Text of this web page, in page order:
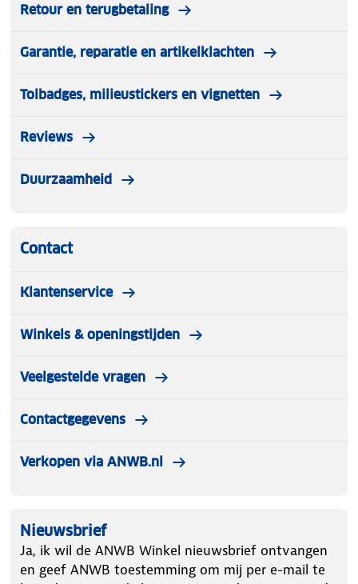
Retour en terugbetaling
Garantie, reparatie en artikelklachten
Tolbadges, milieustickers en vignetten
Reviews
Duurzaamheid
Contact
Klantenservice
Winkels & openingstijden
Veelgestelde vragen
Contactgegevens
Verkopen via ANWB.nl
Nieuwsbrief
Ja, ik wil de ANWB Winkel nieuwsbrief ontvangen
en geef ANWB toestemming om mij per e-mail te